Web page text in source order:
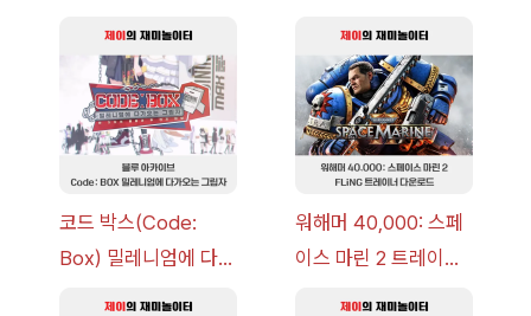
코드 박스(Code:
Box) 밀레니엄에 다가
워해머 40,000: 스페
이스 마린 2 트레이너